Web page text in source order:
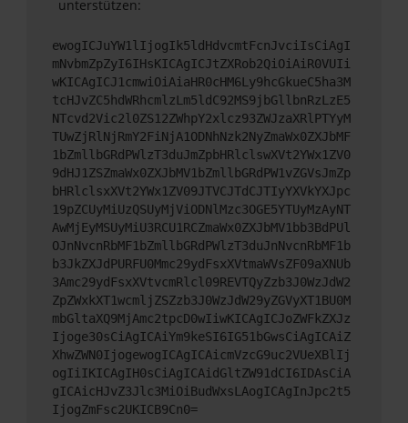
unterstützen:
ewogICJuYW1lIjogIk5ldHdvcmtFcnJvciIsCiAgI
mNvbmZpZyI6IHsKICAgICJtZXRob2QiOiAiR0VUIi
wKICAgICJ1cmwiOiAiaHR0cHM6Ly9hcGkueC5ha3M
tcHJvZC5hdWRhcmlzLm5ldC92MS9jbGllbnRzLzE5
NTcvd2Vic2l0ZS12ZWhpY2xlcz93ZWJzaXRlPTYyM
TUwZjRlNjRmY2FiNjA1ODNhNzk2NyZmaWx0ZXJbMF
1bZmllbGRdPWlzT3duJmZpbHRlclswXVt2YWx1ZV0
9dHJ1ZSZmaWx0ZXJbMV1bZmllbGRdPW1vZGVsJmZp
bHRlclsxXVt2YWx1ZV09JTVCJTdCJTIyYXVkYXJpc
19pZCUyMiUzQSUyMjViODNlMzc3OGE5YTUyMzAyNT
AwMjEyMSUyMiU3RCU1RCZmaWx0ZXJbMV1bb3BdPUl
OJnNvcnRbMF1bZmllbGRdPWlzT3duJnNvcnRbMF1b
b3JkZXJdPURFU0Mmc29ydFsxXVtmaWVsZF09aXNUb
3Amc29ydFsxXVtvcmRlcl09REVTQyZzb3J0WzJdW2
ZpZWxkXT1wcmljZSZzb3J0WzJdW29yZGVyXT1BU0M
mbGltaXQ9MjAmc2tpcD0wIiwKICAgICJoZWFkZXJz
Ijoge30sCiAgICAiYm9keSI6IG51bGwsCiAgICAiZ
XhwZWN0IjogewogICAgICAicmVzcG9uc2VUeXBlIj
ogIiIKICAgIH0sCiAgICAidGltZW91dCI6IDAsCiA
gICAicHJvZ3Jlc3MiOiBudWxsLAogICAgInJpc2t5
IjogZmFsc2UKICB9Cn0=